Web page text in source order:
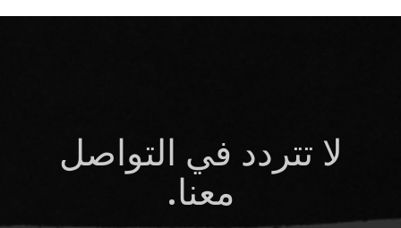
لا تتردد في التواصل
معنا.